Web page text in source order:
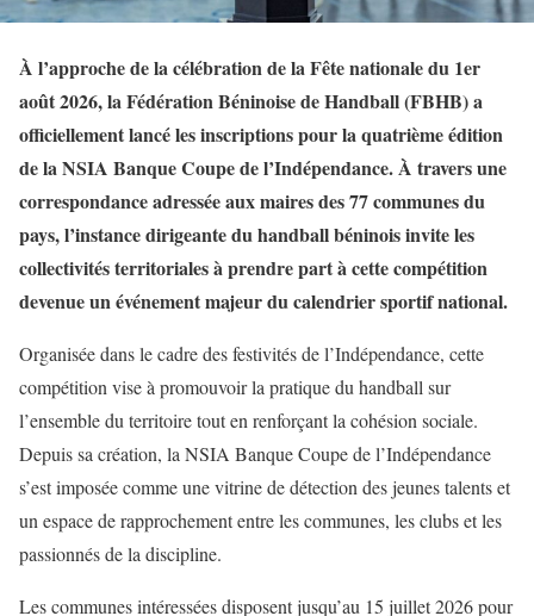
À l’approche de la célébration de la Fête nationale du 1er
août 2026, la Fédération Béninoise de Handball (FBHB) a
officiellement lancé les inscriptions pour la quatrième édition
de la NSIA Banque Coupe de l’Indépendance. À travers une
correspondance adressée aux maires des 77 communes du
pays, l’instance dirigeante du handball béninois invite les
collectivités territoriales à prendre part à cette compétition
devenue un événement majeur du calendrier sportif national.
Organisée dans le cadre des festivités de l’Indépendance, cette
compétition vise à promouvoir la pratique du handball sur
l’ensemble du territoire tout en renforçant la cohésion sociale.
Depuis sa création, la NSIA Banque Coupe de l’Indépendance
s’est imposée comme une vitrine de détection des jeunes talents et
un espace de rapprochement entre les communes, les clubs et les
passionnés de la discipline.
Les communes intéressées disposent jusqu’au 15 juillet 2026 pour